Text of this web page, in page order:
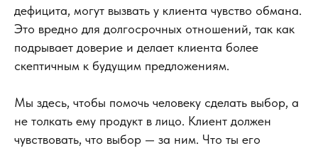
дефицита, могут вызвать у клиента чувство обмана.
Это вредно для долгосрочных отношений, так как
подрывает доверие и делает клиента более
скептичным к будущим предложениям.
Мы здесь, чтобы помочь человеку сделать выбор, а
не толкать ему продукт в лицо. Клиент должен
чувствовать, что выбор — за ним. Что ты его